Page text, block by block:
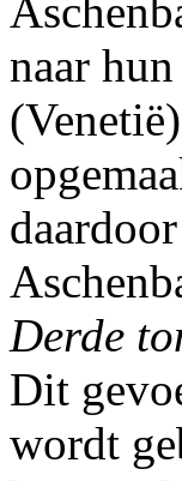
naar
Derde
Dit
wordt